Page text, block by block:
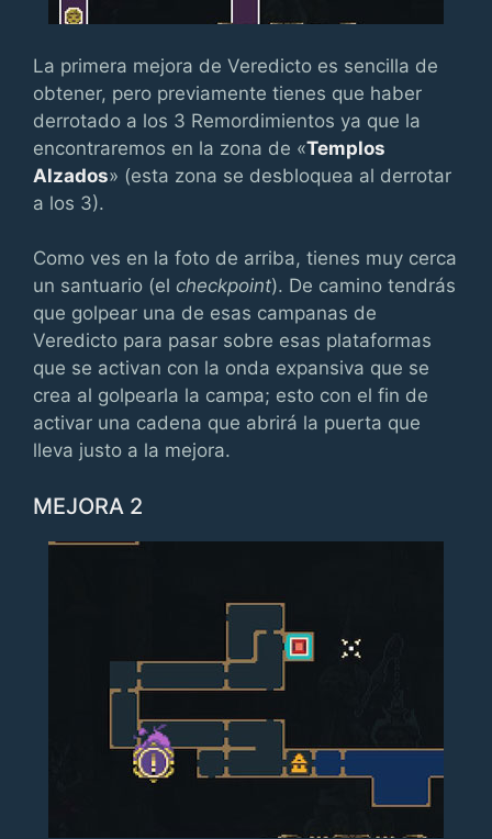
La primera mejora de Veredicto es sencilla de
obtener, pero previamente tienes que haber
derrotado a los 3 Remordimientos ya que la
encontraremos en la zona de «Templos
Alzados» (esta zona se desbloquea al derrotar
a los 3).
Como ves en la foto de arriba, tienes muy cerca
un santuario (el checkpoint). De camino tendrás
que golpear una de esas campanas de
Veredicto para pasar sobre esas plataformas
que se activan con la onda expansiva que se
crea al golpearla la campa; esto con el fin de
activar una cadena que abrirá la puerta que
lleva justo a la mejora.
MEJORA 2